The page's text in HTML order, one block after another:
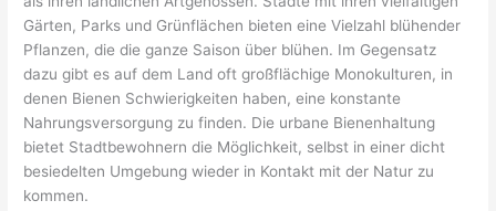
Gärten, Parks und Grünflächen bieten eine Vielzahl blühender
Pflanzen, die die ganze Saison über blühen. Im Gegensatz
dazu gibt es auf dem Land oft großflächige Monokulturen, in
denen Bienen Schwierigkeiten haben, eine konstante
Nahrungsversorgung zu finden. Die urbane Bienenhaltung
bietet Stadtbewohnern die Möglichkeit, selbst in einer dicht
besiedelten Umgebung wieder in Kontakt mit der Natur zu
kommen.